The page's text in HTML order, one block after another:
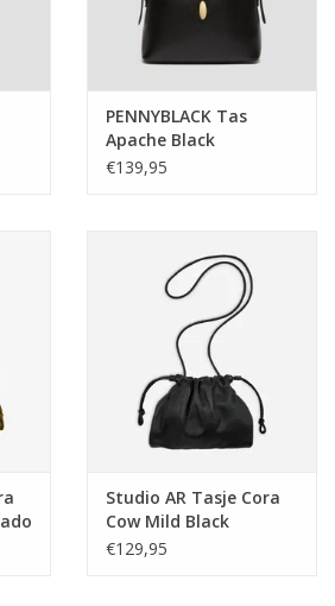
PENNYBLACK Tas
Apache Black
€139,95
Studio AR Tasje Cora
Cow Mild Black
€129,95